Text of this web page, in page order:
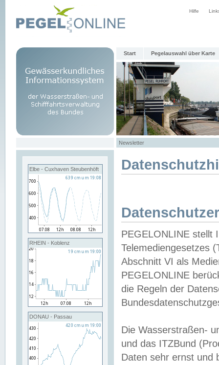
Hilfe
Start Pegelauswahl über Karte
Newsletter
Elbe - Cuxhaven Steubenhöft
RHEIN - Koblenz
DONAU - Passau
PEGELONLINE stellt
Telemediengesetzes
Abschnitt VI als
PEGELONLINE
die Regeln der
Die Wasserstraßen-
und das ITZBund
Daten sehr ernst und